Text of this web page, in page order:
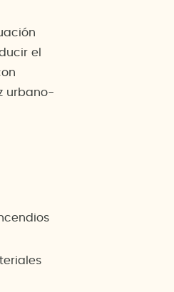
el
urbano-